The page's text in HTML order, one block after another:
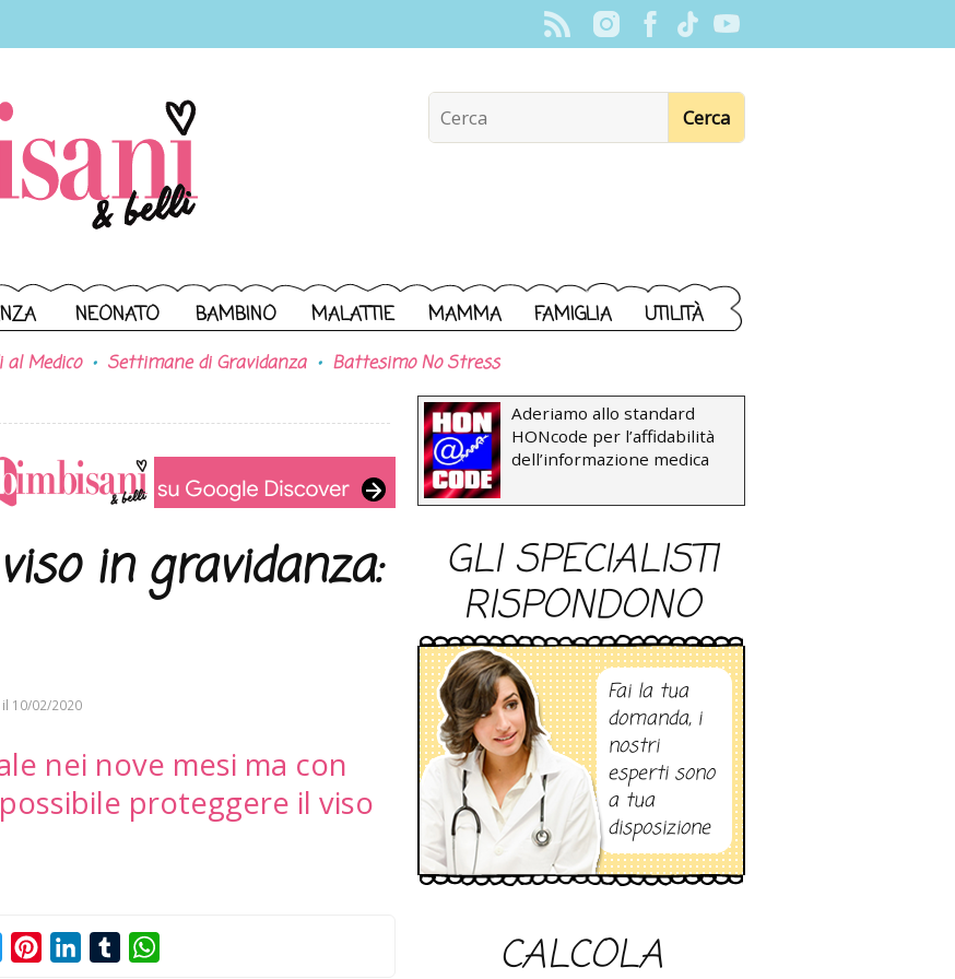
NEONATO BAMBINO MALATTIE MAMMA FAMIGLIA UTILITÀ
al Medico Settimane di Gravidanza Battesimo No Stress
in gravidanza:
10/02/2020
nei nove mesi ma con
proteggere il viso
TwitterPinterestLinkedInTumblr
Aderiamo allo standard
HONcode per l’affidabilità
dell’informazione medica
GLI SPECIALISTI
RISPONDONO
Fai la tua
domanda, i
nostri
esperti sono
a tua
disposizione
CALCOLA